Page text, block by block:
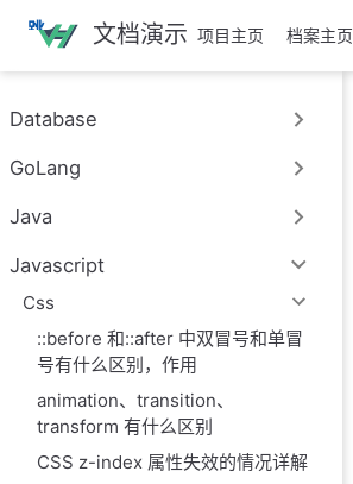
跳
主
內
文档演示 项目主页 档案主页
Database
GoLang
Java
Javascript
Css
::before 和::after 中双冒号和单冒
号有什么区别，作用
animation、transition、
transform 有什么区别
CSS z-index 属性失效的情况详解